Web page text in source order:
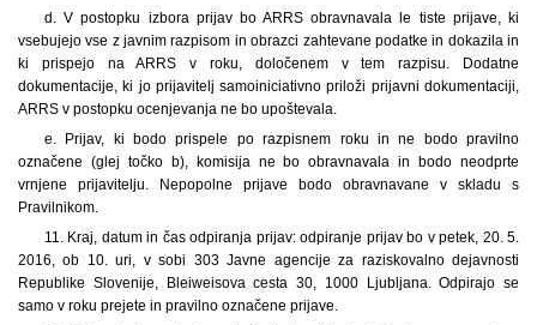
d. V postopku izbora prijav bo ARRS obravnavala le tiste prijave, ki
vsebujejo vse z javnim razpisom in obrazci zahtevane podatke in dokazila in
ki prispejo na ARRS v roku, določenem v tem razpisu. Dodatne
dokumentacije, ki jo prijavitelj samoiniciativno priloži prijavni dokumentaciji,
ARRS v postopku ocenjevanja ne bo upoštevala.
e. Prijav, ki bodo prispele po razpisnem roku in ne bodo pravilno
označene (glej točko b), komisija ne bo obravnavala in bodo neodprte
vrnjene prijavitelju. Nepopolne prijave bodo obravnavane v skladu s
Pravilnikom.
11. Kraj, datum in čas odpiranja prijav: odpiranje prijav bo v petek, 20. 5.
2016, ob 10. uri, v sobi 303 Javne agencije za raziskovalno dejavnosti
Republike Slovenije, Bleiweisova cesta 30, 1000 Ljubljana. Odpirajo se
samo v roku prejete in pravilno označene prijave.